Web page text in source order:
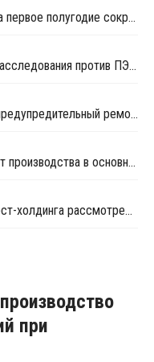
Чистая прибыль СИБУРа по РСБУ за первое полугодие сократилась в 3,6 раза
ЕЭК прекратила антидемпинговые расследования против ПЭ и ПП из Азербайджана и Туркменистана
Томскнефтехим вышел на планово-предупредительный ремонт
"Росстат" в июне зафиксировал рост производства в основных группах пластмасс
Совет директоров Татнефтехиминвест-холдинга рассмотрел инновационные решения для разных сфер экономики
при